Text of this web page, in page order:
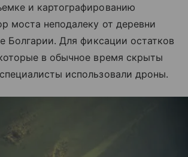
и картографированию
моста неподалеку от деревни
Болгарии. Для фиксации остатков
в обычное время скрыты
использовали дроны.